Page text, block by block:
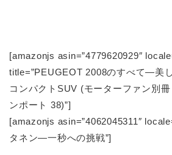
[amazonjs asin=”4779620929″
title=”PEUGEOT 2008のすべて―美
コンパクトSUV (モーターファン別
ンポート 38)”]
[amazonjs asin=”4062045311″
タネン―一秒への挑戦”]